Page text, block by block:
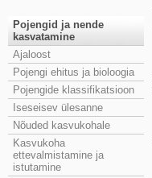
Pojengid ja nende
kasvatamine
Ajaloost
Pojengi ehitus ja bioloogia
Pojengide klassifikatsioon
Iseseisev ülesanne
Nõuded kasvukohale
Kasvukoha
ettevalmistamine ja
istutamine